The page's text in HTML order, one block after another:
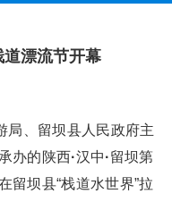
漂流节开幕
局、留坝县人民政府主
办的陕西·汉中·留坝第
留坝县“栈道水世界”拉